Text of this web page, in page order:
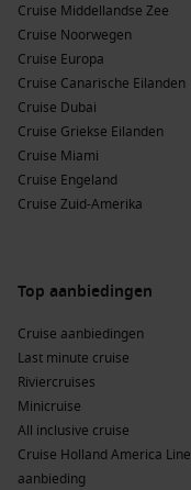
Cruise Middellandse Zee
Cruise Noorwegen
Cruise Europa
Cruise Canarische Eilanden
Cruise Dubai
Cruise Griekse Eilanden
Cruise Miami
Cruise Engeland
Cruise Zuid-Amerika
Top aanbiedingen
Cruise aanbiedingen
Last minute cruise
Riviercruises
Minicruise
All inclusive cruise
Cruise Holland America Line
aanbieding